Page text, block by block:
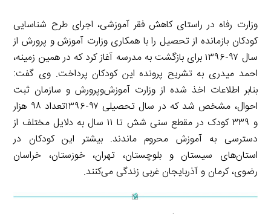
وزارت رفاه در راستای کاهش فقر آموزشی، اجرای طرح شناسایی
کودکان بازمانده از تحصیل را با همکاری وزارت آموزش و پرورش از
سال ۹۷-۱۳۹۶ برای بازگشت به مدرسه آغاز کرد که در همین زمینه،
احمد میدری به تشریح پرونده این کودکان پرداخت. وی گفت:
بنابر اطلاعات اخذ شده از وزارت آموزش‌وپرورش و سازمان ثبت
احوال، مشخص شد که در سال تحصیلی ۹۷-۱۳۹۶تعداد ۹۸ هزار
و ۳۳۹ کودک در مقطع سنی شش تا ۱۱ سال به دلایل مختلف از
دسترسی به آموزش محروم ماندند. بیشتر این کودکان در
استان‌های سیستان و بلوچستان، تهران، خوزستان، خراسان
رضوی، کرمان و آذربایجان غربی زندگی می‌کنند.